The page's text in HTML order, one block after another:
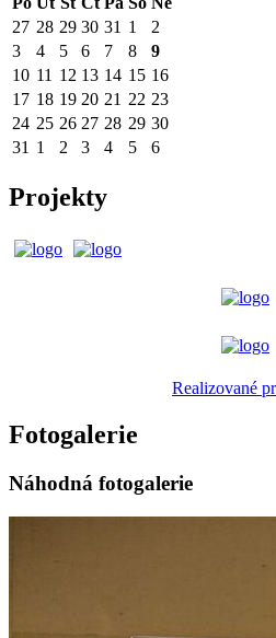
27 28 29 30 31 1
2
3
4 5 6 7 8
9
10 11 12 13 14 15 16
17 18 19 20 21 22 23
24 25 26 27 28 29 30
31 1 2 3 4 5 6
Projekty
Realizované
Fotogalerie
Náhodná fotogalerie